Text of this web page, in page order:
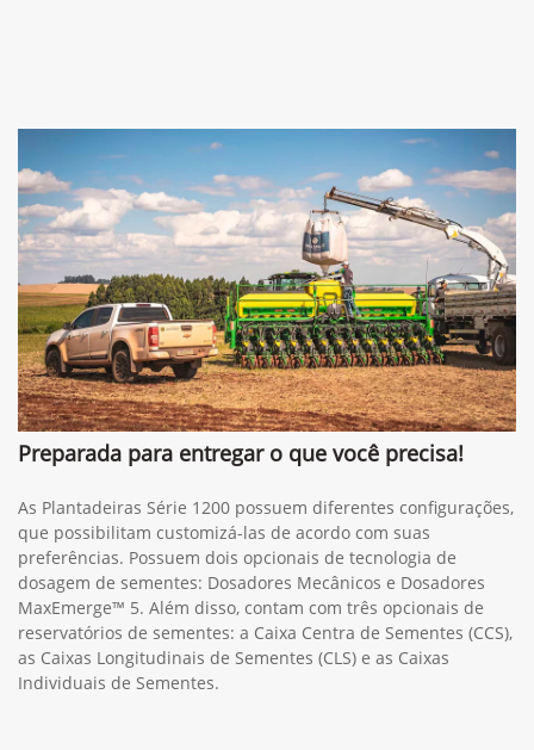
Preparada para entregar o que você precisa!
As Plantadeiras Série 1200 possuem diferentes configurações,
que possibilitam customizá-las de acordo com suas
preferências. Possuem dois opcionais de tecnologia de
dosagem de sementes: Dosadores Mecânicos e Dosadores
MaxEmerge™ 5. Além disso, contam com três opcionais de
reservatórios de sementes: a Caixa Centra de Sementes (CCS),
as Caixas Longitudinais de Sementes (CLS) e as Caixas
Individuais de Sementes.